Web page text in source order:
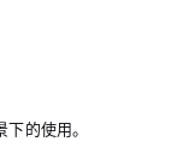
的使用。